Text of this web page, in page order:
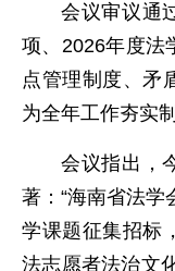
会议审议通
项、2026年度法
点管理制度、矛
为全年工作夯实
会议指出，
著：“海南省法学
学课题征集招标
法志愿者法治文